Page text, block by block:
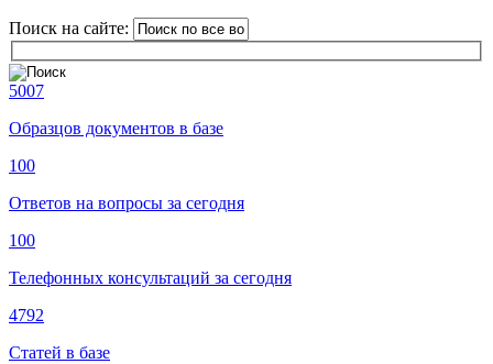
Поиск на сайте:
5007
Образцов документов в базе
100
Ответов на вопросы за сегодня
100
Телефонных консультаций за сегодня
4792
Статей в базе